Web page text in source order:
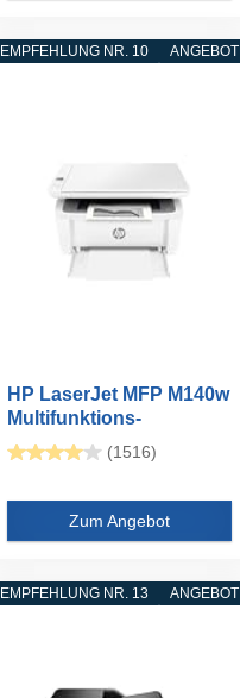
ANGEBOT
EMPFEHLUNG NR. 10
HP LaserJet MFP M140w
Multifunktions-
Laserdrucker...
(1516)
Zum Angebot
ANGEBOT
EMPFEHLUNG NR. 13